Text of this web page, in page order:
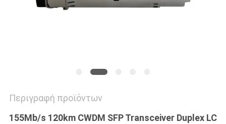
Περιγραφή προϊόντων
155Mb/s 120km CWDM SFP Transceiver Duplex LC